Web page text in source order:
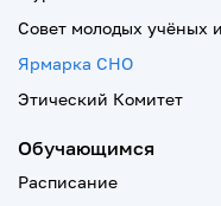
Совет молодых учёных
Ярмарка СНО
Этический Комитет
Обучающимся
Расписание